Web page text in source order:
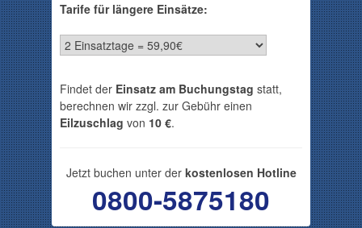
Tarife für längere Einsätze:
Findet der Einsatz am Buchungstag statt,
berechnen wir zzgl. zur Gebühr einen
Eilzuschlag von 10 €.
Jetzt buchen unter derkostenlosen Hotline
0800-5875180